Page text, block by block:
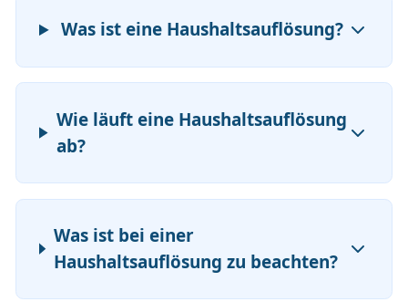
Was ist eine Haushaltsauflösung?
Wie läuft eine Haushaltsauflösung
ab?
Was ist bei einer
Haushaltsauflösung zu beachten?